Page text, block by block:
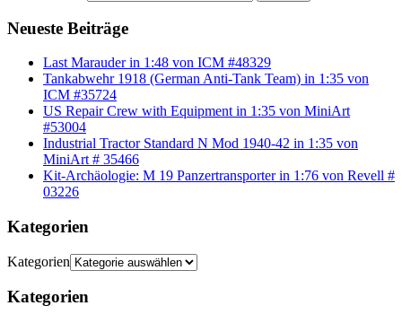
Neueste Beiträge
Last Marauder in 1:48 von ICM #48329
Tankabwehr 1918 (German Anti-Tank Team) in 1:35 von
ICM #35724
US Repair Crew with Equipment in 1:35 von MiniArt
#53004
Industrial Tractor Standard N Mod 1940-42 in 1:35 von
MiniArt # 35466
Kit-Archäologie: M 19 Panzertransporter in 1:76 von Revell #
03226
Kategorien
Kategorien
Kategorien